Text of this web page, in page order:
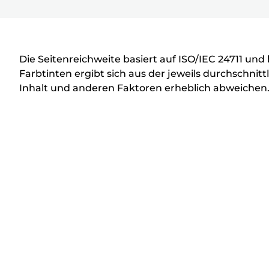
c
k
e
Die Seitenreichweite basiert auf ISO/IEC 24711
Farbtinten ergibt sich aus der jeweils
Inhalt und anderen Faktoren erheblich abweichen.